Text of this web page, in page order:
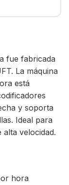
fue fabricada
La máquina
está
y soporta
Ideal para
velocidad.
hora